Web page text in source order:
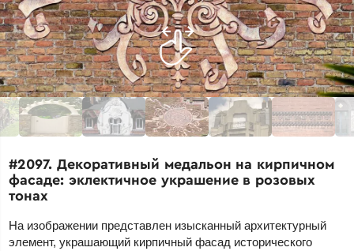
#2097. Декоративный медальон на кирпичном
фасаде: эклектичное украшение в розовых
тонах
На изображении представлен изысканный архитектурный
элемент, украшающий кирпичный фасад исторического